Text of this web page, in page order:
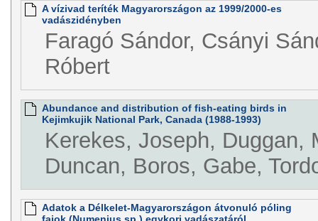
A vízivad teríték Magyarországon az 1999/2000-es
vadászidényben
Faragó Sándor, Csányi
Róbert
Abundance and distribution of fish-eating birds in
Kejimkujik National Park, Canada (1988-1993)
Kerekes, Joseph, Duggan,
Duncan, Boros, Gabe,
Adatok a Délkelet-Magyarországon átvonuló póling